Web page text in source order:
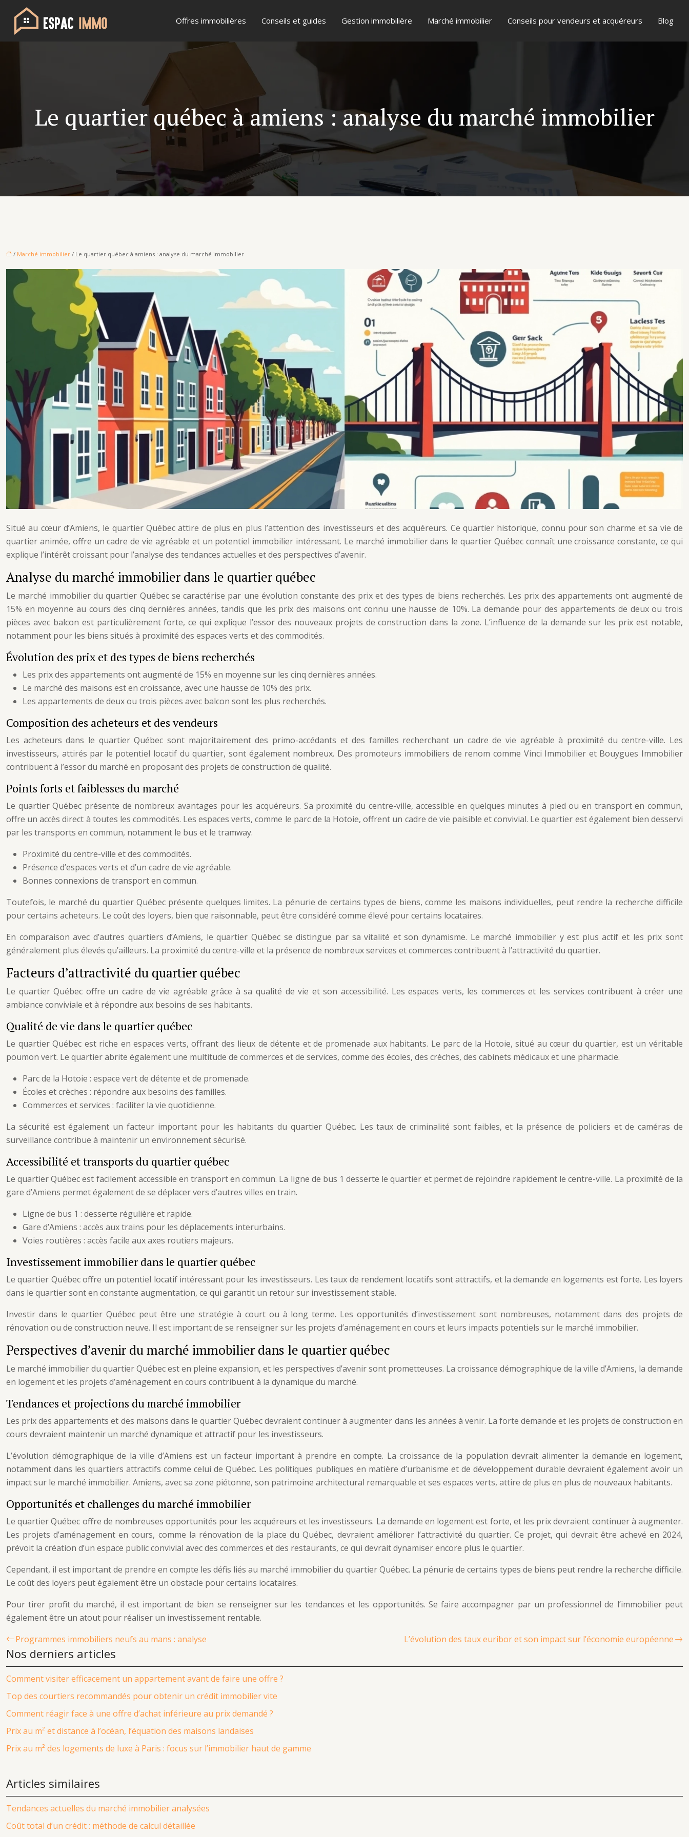
Offres immobilières Conseils et guides Gestion immobilière Marché immobilier Conseils pour vendeurs et acquéreurs Blog
Le quartier québec à amiens : analyse du marché immobilier
/ Marché immobilier / Le quartier québec à amiens : analyse du marché immobilier
Situé au cœur d’Amiens, le quartier Québec attire de plus en plus l’attention des investisseurs et des acquéreurs. Ce quartier historique, connu pour son charme et sa vie de
quartier animée, offre un cadre de vie agréable et un potentiel immobilier intéressant. Le marché immobilier dans le quartier Québec connaît une croissance constante, ce qui
explique l’intérêt croissant pour l’analyse des tendances actuelles et des perspectives d’avenir.
Analyse du marché immobilier dans le quartier québec
Le marché immobilier du quartier Québec se caractérise par une évolution constante des prix et des types de biens recherchés. Les prix des appartements ont augmenté de
15% en moyenne au cours des cinq dernières années, tandis que les prix des maisons ont connu une hausse de 10%. La demande pour des appartements de deux ou trois
pièces avec balcon est particulièrement forte, ce qui explique l’essor des nouveaux projets de construction dans la zone. L’influence de la demande sur les prix est notable,
notamment pour les biens situés à proximité des espaces verts et des commodités.
Évolution des prix et des types de biens recherchés
Les prix des appartements ont augmenté de 15% en moyenne sur les cinq dernières années.
Le marché des maisons est en croissance, avec une hausse de 10% des prix.
Les appartements de deux ou trois pièces avec balcon sont les plus recherchés.
Composition des acheteurs et des vendeurs
Les acheteurs dans le quartier Québec sont majoritairement des primo-accédants et des familles recherchant un cadre de vie agréable à proximité du centre-ville. Les
investisseurs, attirés par le potentiel locatif du quartier, sont également nombreux. Des promoteurs immobiliers de renom comme Vinci Immobilier et Bouygues Immobilier
contribuent à l’essor du marché en proposant des projets de construction de qualité.
Points forts et faiblesses du marché
Le quartier Québec présente de nombreux avantages pour les acquéreurs. Sa proximité du centre-ville, accessible en quelques minutes à pied ou en transport en commun,
offre un accès direct à toutes les commodités. Les espaces verts, comme le parc de la Hotoie, offrent un cadre de vie paisible et convivial. Le quartier est également bien desservi
par les transports en commun, notamment le bus et le tramway.
Proximité du centre-ville et des commodités.
Présence d’espaces verts et d’un cadre de vie agréable.
Bonnes connexions de transport en commun.
Toutefois, le marché du quartier Québec présente quelques limites. La pénurie de certains types de biens, comme les maisons individuelles, peut rendre la recherche difficile
pour certains acheteurs. Le coût des loyers, bien que raisonnable, peut être considéré comme élevé pour certains locataires.
En comparaison avec d’autres quartiers d’Amiens, le quartier Québec se distingue par sa vitalité et son dynamisme. Le marché immobilier y est plus actif et les prix sont
généralement plus élevés qu’ailleurs. La proximité du centre-ville et la présence de nombreux services et commerces contribuent à l’attractivité du quartier.
Facteurs d’attractivité du quartier québec
Le quartier Québec offre un cadre de vie agréable grâce à sa qualité de vie et son accessibilité. Les espaces verts, les commerces et les services contribuent à créer une
ambiance conviviale et à répondre aux besoins de ses habitants.
Qualité de vie dans le quartier québec
Le quartier Québec est riche en espaces verts, offrant des lieux de détente et de promenade aux habitants. Le parc de la Hotoie, situé au cœur du quartier, est un véritable
poumon vert. Le quartier abrite également une multitude de commerces et de services, comme des écoles, des crèches, des cabinets médicaux et une pharmacie.
Parc de la Hotoie : espace vert de détente et de promenade.
Écoles et crèches : répondre aux besoins des familles.
Commerces et services : faciliter la vie quotidienne.
La sécurité est également un facteur important pour les habitants du quartier Québec. Les taux de criminalité sont faibles, et la présence de policiers et de caméras de
surveillance contribue à maintenir un environnement sécurisé.
Accessibilité et transports du quartier québec
Le quartier Québec est facilement accessible en transport en commun. La ligne de bus 1 desserte le quartier et permet de rejoindre rapidement le centre-ville. La proximité de la
gare d’Amiens permet également de se déplacer vers d’autres villes en train.
Ligne de bus 1 : desserte régulière et rapide.
Gare d’Amiens : accès aux trains pour les déplacements interurbains.
Voies routières : accès facile aux axes routiers majeurs.
Investissement immobilier dans le quartier québec
Le quartier Québec offre un potentiel locatif intéressant pour les investisseurs. Les taux de rendement locatifs sont attractifs, et la demande en logements est forte. Les loyers
dans le quartier sont en constante augmentation, ce qui garantit un retour sur investissement stable.
Investir dans le quartier Québec peut être une stratégie à court ou à long terme. Les opportunités d’investissement sont nombreuses, notamment dans des projets de
rénovation ou de construction neuve. Il est important de se renseigner sur les projets d’aménagement en cours et leurs impacts potentiels sur le marché immobilier.
Perspectives d’avenir du marché immobilier dans le quartier québec
Le marché immobilier du quartier Québec est en pleine expansion, et les perspectives d’avenir sont prometteuses. La croissance démographique de la ville d’Amiens, la demande
en logement et les projets d’aménagement en cours contribuent à la dynamique du marché.
Tendances et projections du marché immobilier
Les prix des appartements et des maisons dans le quartier Québec devraient continuer à augmenter dans les années à venir. La forte demande et les projets de construction en
cours devraient maintenir un marché dynamique et attractif pour les investisseurs.
L’évolution démographique de la ville d’Amiens est un facteur important à prendre en compte. La croissance de la population devrait alimenter la demande en logement,
notamment dans les quartiers attractifs comme celui de Québec. Les politiques publiques en matière d’urbanisme et de développement durable devraient également avoir un
impact sur le marché immobilier. Amiens, avec sa zone piétonne, son patrimoine architectural remarquable et ses espaces verts, attire de plus en plus de nouveaux habitants.
Opportunités et challenges du marché immobilier
Le quartier Québec offre de nombreuses opportunités pour les acquéreurs et les investisseurs. La demande en logement est forte, et les prix devraient continuer à augmenter.
Les projets d’aménagement en cours, comme la rénovation de la place du Québec, devraient améliorer l’attractivité du quartier. Ce projet, qui devrait être achevé en 2024,
prévoit la création d’un espace public convivial avec des commerces et des restaurants, ce qui devrait dynamiser encore plus le quartier.
Cependant, il est important de prendre en compte les défis liés au marché immobilier du quartier Québec. La pénurie de certains types de biens peut rendre la recherche difficile.
Le coût des loyers peut également être un obstacle pour certains locataires.
Pour tirer profit du marché, il est important de bien se renseigner sur les tendances et les opportunités. Se faire accompagner par un professionnel de l’immobilier peut
également être un atout pour réaliser un investissement rentable.
Programmes immobiliers neufs au mans : analyse
L’évolution des taux euribor et son impact sur l’économie européenne
Nos derniers articles
Comment visiter efficacement un appartement avant de faire une offre ?
Top des courtiers recommandés pour obtenir un crédit immobilier vite
Comment réagir face à une offre d’achat inférieure au prix demandé ?
Prix au m² et distance à l’océan, l’équation des maisons landaises
Prix au m² des logements de luxe à Paris : focus sur l’immobilier haut de gamme
Articles similaires
Tendances actuelles du marché immobilier analysées
Coût total d’un crédit : méthode de calcul détaillée